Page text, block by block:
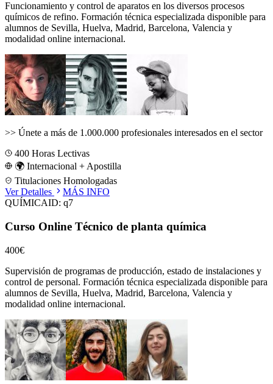
Funcionamiento y control de aparatos en los diversos procesos
químicos de refino. Formación técnica especializada disponible para
alumnos de Sevilla, Huelva, Madrid, Barcelona, Valencia y
modalidad online internacional.
>> Únete a más de 1.000.000 profesionales interesados en el sector
400 Horas Lectivas
🌍 Internacional + Apostilla
Titulaciones Homologadas
Ver Detalles
MÁS INFO
QUÍMICAID: q7
Curso Online Técnico de planta química
400€
Supervisión de programas de producción, estado de instalaciones y
control de personal. Formación técnica especializada disponible para
alumnos de Sevilla, Huelva, Madrid, Barcelona, Valencia y
modalidad online internacional.